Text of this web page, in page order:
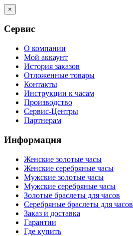
×
Сервис
О компании
Мой аккаунт
История заказов
Отложенные товары
Контакты
Инструкции к часам
Производство
Сервис-Центры
Партнерам
Информация
Женские золотые часы
Женские серебряные часы
Мужские золотые часы
Мужские серебряные часы
Золотые браслеты для часов
Серебряные браслеты для часов
Заказ и доставка
Гарантии
Где купить